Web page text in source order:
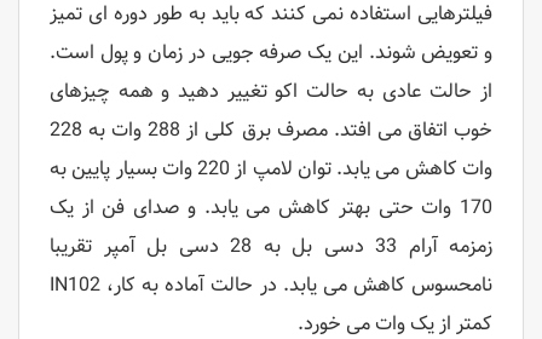
فیلترهایی استفاده نمی کنند که باید به طور دوره ای تمیز
و تعویض شوند. این یک صرفه جویی در زمان و پول است.
از حالت عادی به حالت اکو تغییر دهید و همه چیزهای
خوب اتفاق می افتد. مصرف برق کلی از 288 وات به 228
وات کاهش می یابد. توان لامپ از 220 وات بسیار پایین به
170 وات حتی بهتر کاهش می یابد. و صدای فن از یک
زمزمه آرام 33 دسی بل به 28 دسی بل آمپر تقریبا
نامحسوس کاهش می یابد. در حالت آماده به کار، IN102
کمتر از یک وات می خورد.